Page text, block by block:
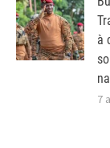
à
7